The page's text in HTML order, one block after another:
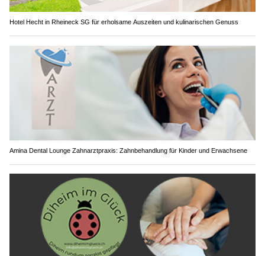
Hotel Hecht in Rheineck SG für erholsame Auszeiten und kulinarischen Genuss
Amina Dental Lounge Zahnarztpraxis: Zahnbehandlung für Kinder und Erwachsene